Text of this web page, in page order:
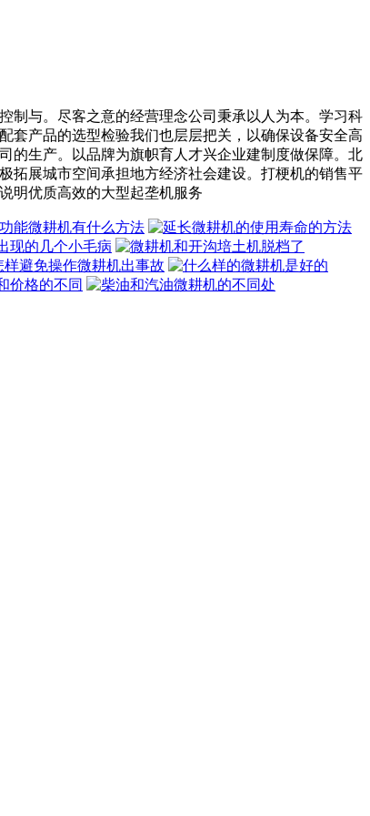
与。尽客之意的经营理念公司秉承以人为本。学习科
套产品的选型检验我们也层层把关，以确保设备安全高
的生产。以品牌为旗帜育人才兴企业建制度做保障。北
拓展城市空间承担地方经济社会建设。打梗机的销售平
明优质高效的大型起垄机服务